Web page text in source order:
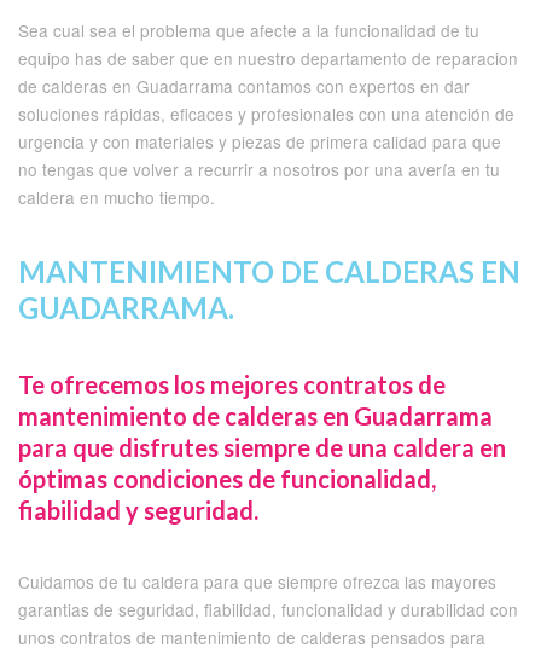
Sea cual sea el problema que afecte a la funcionalidad de tu
equipo has de saber que en nuestro departamento de reparacion
de calderas en Guadarrama contamos con expertos en dar
soluciones rápidas, eficaces y profesionales con una atención de
urgencia y con materiales y piezas de primera calidad para que
no tengas que volver a recurrir a nosotros por una avería en tu
caldera en mucho tiempo.
MANTENIMIENTO DE CALDERAS EN
GUADARRAMA.
Te ofrecemos los mejores contratos de
mantenimiento de calderas en Guadarrama
para que disfrutes siempre de una caldera en
óptimas condiciones de funcionalidad,
fiabilidad y seguridad.
Cuidamos de tu caldera para que siempre ofrezca las mayores
garantias de seguridad, fiabilidad, funcionalidad y durabilidad con
unos contratos de mantenimiento de calderas pensados para